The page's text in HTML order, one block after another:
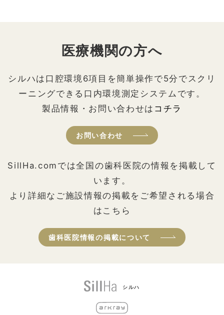
医療機関の方へ
シルハは口腔環境6項目を簡単操作で5分でスクリ
ーニングできる口内環境測定システムです。
製品情報・お問い合わせは コチラ
お問い合わせ
SillHa.comでは全国の歯科医院の情報を掲載して
います。
より詳細なご施設情報の掲載をご希望される場合
はこちら
歯科医院情報の掲載について
シルハ